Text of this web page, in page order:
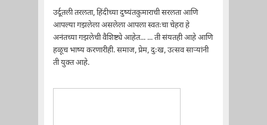
उर्दूतली तरलता, हिंदीच्या दुष्यंतकुमाराची सरलता आणि
आपल्या गझलेला असलेला आपला स्वतःचा चेहरा हे
अनंतच्या गझलेची वैशिष्ट्ये आहेत... ... ती संयतही आहे आणि
हळूच भाष्य करणारीही. समाज, प्रेम, दुःख, उत्सव साऱ्यांनी
ती युक्त आहे.